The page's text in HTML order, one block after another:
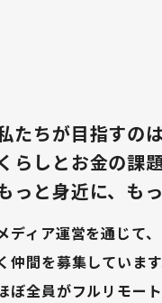
たちが目指すのは
らしとお金の課
っと身近に、も
ディア運営を通じて
仲間を募集しています
ぼ全員がフルリモー